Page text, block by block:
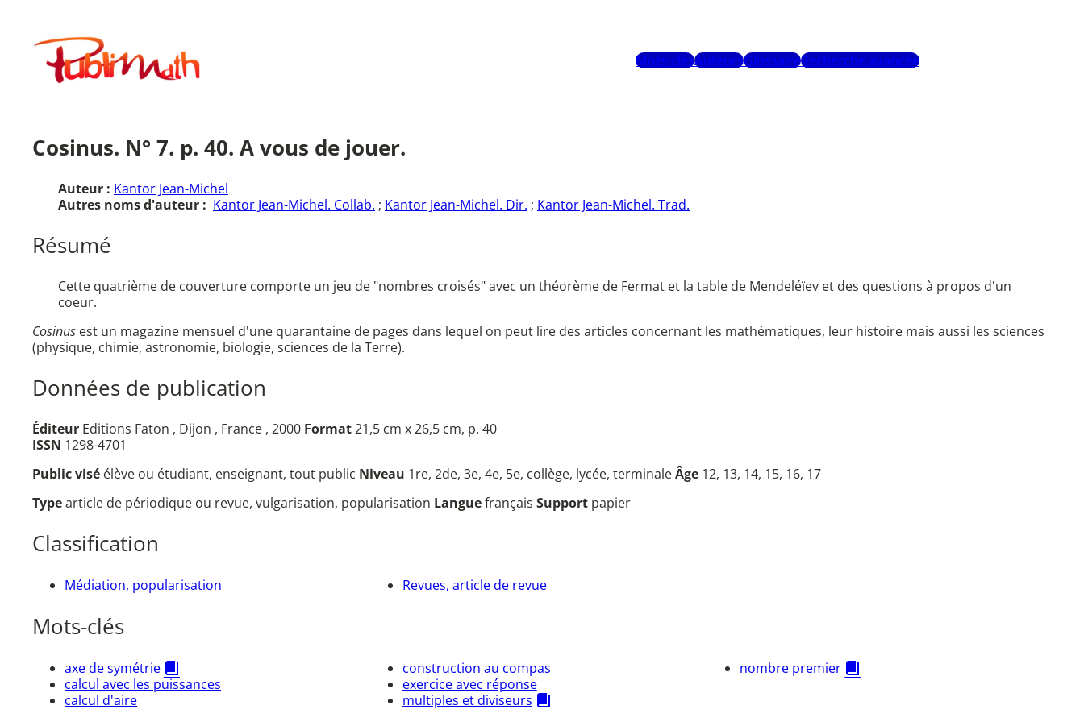
contenuPublimath
Mots-clésAuteursGlossaireRecherche avancée
Cosinus. N° 7. p. 40. A vous de jouer.
Auteur : Kantor Jean-Michel
Autres noms d'auteur : Kantor Jean-Michel. Collab. ; Kantor Jean-Michel. Dir. ; Kantor Jean-Michel. Trad.
Résumé
Cette quatrième de couverture comporte un jeu de "nombres croisés" avec un théorème de Fermat et la table de Mendeléïev et des questions à propos d'un
coeur.
Cosinus est un magazine mensuel d'une quarantaine de pages dans lequel on peut lire des articles concernant les mathématiques, leur histoire mais aussi les sciences
(physique, chimie, astronomie, biologie, sciences de la Terre).
Données de publication
Éditeur Editions Faton , Dijon , France , 2000 Format21,5 cm x 26,5 cm, p. 40
ISSN 1298-4701
Public visé élève ou étudiant, enseignant, tout public Niveau 1re, 2de, 3e, 4e, 5e, collège, lycée, terminaleÂge 12, 13, 14, 15, 16, 17
Typearticle de périodique ou revue, vulgarisation, popularisation Languefrançais Support papier
Classification
Médiation, popularisation Revues, article de revue
Mots-clés
axe de symétrie
calcul avec les puissances
calcul d'aire
construction au compas
exercice avec réponse
multiples et diviseurs
nombre premier